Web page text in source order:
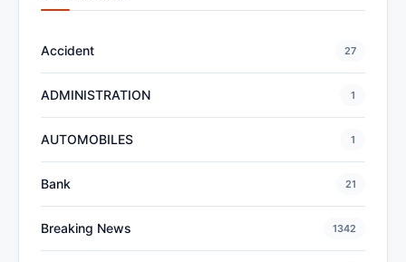
Accident 27
ADMINISTRATION 1
AUTOMOBILES 1
Bank 21
Breaking News 1342